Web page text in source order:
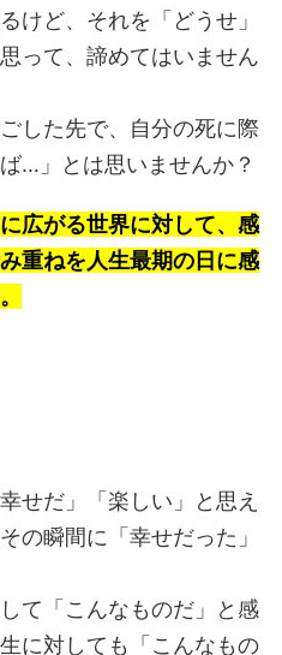
けど、それを「どうせ」
って、諦めてはいません
した先で、自分の死に際
…」とは思いませんか？
広がる世界に対して、感
重ねを人生最期の日に感
せだ」「楽しい」と思え
の瞬間に「幸せだった」
て「こんなものだ」と感
に対しても「こんなもの